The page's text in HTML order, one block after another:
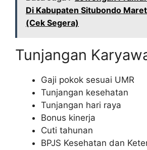
Di Kabupaten Situbondo
(Cek Segera)
Tunjangan
Gaji pokok sesuai UMR
Tunjangan kesehatan
Tunjangan hari raya
Bonus kinerja
Cuti tahunan
BPJS Kesehatan dan